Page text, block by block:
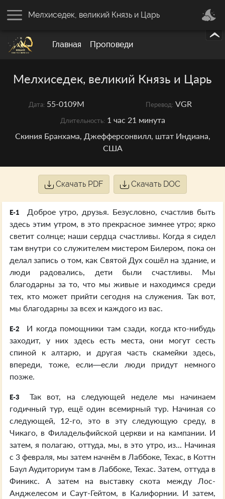
Главная Проповеди
Мелхиседек, великий Князь и Царь
Мелхиседек, великий Князь и Царь
Дата: 55-0109M Перевод: VGR
Длительность: 1 час 21 минута
Скиния Бранхама, Джефферсонвилл, штат Индиана,
США
Скачать PDF Скачать DOC
E-1
Доброе утро, друзья. Безусловно, счастлив быть
здесь этим утром, в это прекрасное зимнее утро; ярко
светит солнце; наши сердца счастливы. Когда я сидел
там внутри со служителем мистером Билером, пока он
делал запись о том, как Святой Дух сошёл на здание, и
люди радовались, дети были счастливы. Мы
благодарны за то, что мы живые и находимся среди
тех, кто может прийти сегодня на служения. Так вот,
мы благодарны за всех и каждого из вас.
E-2
И когда помощники там сзади, когда кто-нибудь
заходит, у них здесь есть места, они могут сесть
спиной к алтарю, и другая часть скамейки здесь,
впереди, тоже, если—если люди придут немного
позже.
E-3
Так вот, на следующей неделе мы начинаем
годичный тур, ещё один всемирный тур. Начиная со
следующей, 12-го, это в эту следующую среду, в
Чикаго, в Филадельфийской церкви и на кампании. И
затем, я полагаю, оттуда, мы, в это утро, из... Начиная
с 3 февраля, мы затем начнём в Лаббоке, Техас, в Коттн
Баул Аудиториум там в Лаббоке, Техас. Затем, оттуда в
Финикс. А затем на выставку скота между Лос-
Анджелесом и Саут-Гейтом, в Калифорнии. И затем,